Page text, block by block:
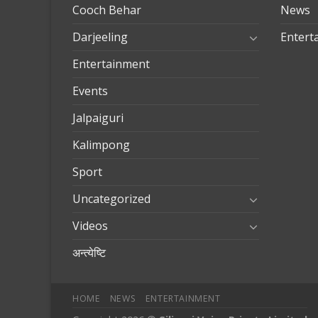
Cooch Behar
Darjeeling
Entertainment
Events
Jalpaiguri
Kalimpong
Sport
Uncategorized
Videos
अन्त्येष्टि
News
HOME NEWS ENTERTAINMENT